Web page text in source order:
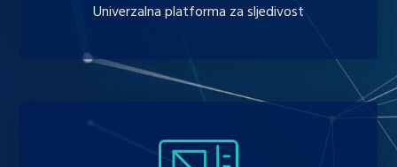
Univerzalna platforma za sljedivost